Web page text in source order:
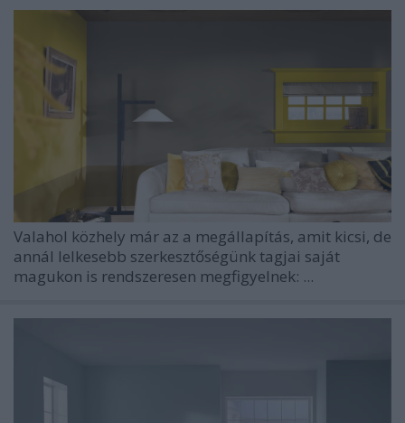
Valahol közhely már az a megállapítás, amit kicsi, de
annál lelkesebb szerkesztőségünk tagjai saját
magukon is rendszeresen megfigyelnek: ...